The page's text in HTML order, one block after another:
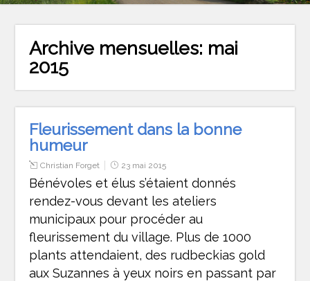
Archive mensuelles: mai
2015
Fleurissement dans la bonne
humeur
Christian Forget 23 mai 2015
Bénévoles et élus s’étaient donnés
rendez-vous devant les ateliers
municipaux pour procéder au
fleurissement du village. Plus de 1000
plants attendaient, des rudbeckias gold
aux Suzannes à yeux noirs en passant par